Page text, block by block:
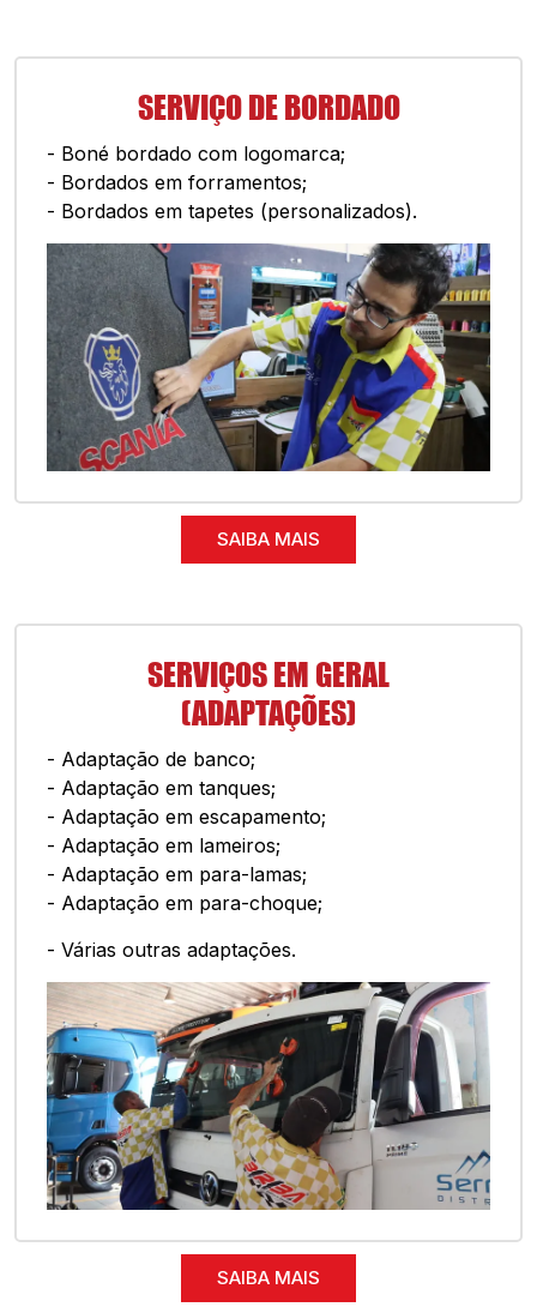
SERVIÇO DE BORDADO
- Boné bordado com logomarca;
- Bordados em forramentos;
- Bordados em tapetes (personalizados).
SAIBA MAIS
SERVIÇOS EM GERAL
(ADAPTAÇÕES)
- Adaptação de banco;
- Adaptação em tanques;
- Adaptação em escapamento;
- Adaptação em lameiros;
- Adaptação em para-lamas;
- Adaptação em para-choque;
- Várias outras adaptações.
SAIBA MAIS